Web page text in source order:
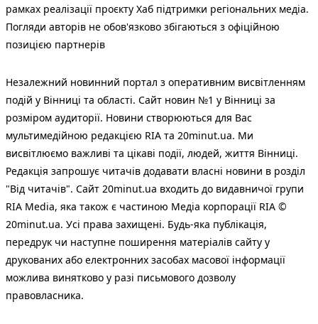
рамках реалізації проєкту Хаб підтримки регіональних медіа.
Погляди авторів не обов'язково збігаються з офіційною
позицією партнерів
Незалежний новинний портал з оперативним висвітленням
подій у Вінниці та області. Сайт новин №1 у Вінниці за
розміром аудиторії. Новини створюються для Вас
мультимедійною редакцією RIA та 20minut.ua. Ми
висвітлюємо важливі та цікаві події, людей, життя Вінниці.
Редакція запрошує читачів додавати власні новини в розділ
"Від читачів". Сайт 20minut.ua входить до видавничої групи
RIA Media, яка також є частиною Медіа корпорації RIA ©
20minut.ua. Усі права захищені. Будь-яка публiкацiя,
передрук чи наступне поширення матеріалів сайту у
друкованих або електронних засобах масової інформації
можлива винятково у разі письмового дозволу
правовласника.